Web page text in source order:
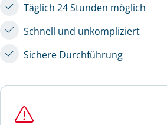
Täglich 24 Stunden möglich
Schnell und unkompliziert
Sichere Durchführung